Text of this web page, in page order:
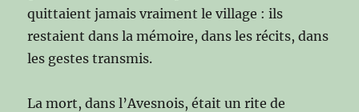
quittaient jamais vraiment le village : ils
restaient dans la mémoire, dans les récits, dans
les gestes transmis.
La mort, dans l’Avesnois, était un rite de